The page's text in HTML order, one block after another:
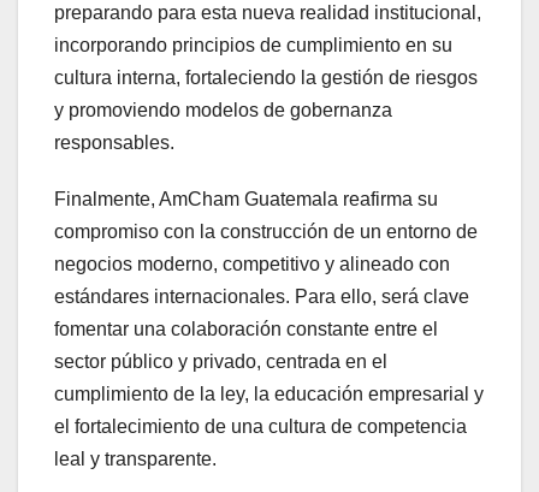
preparando para esta nueva realidad institucional,
incorporando principios de cumplimiento en su
cultura interna, fortaleciendo la gestión de riesgos
y promoviendo modelos de gobernanza
responsables.
Finalmente, AmCham Guatemala reafirma su
compromiso con la construcción de un entorno de
negocios moderno, competitivo y alineado con
estándares internacionales. Para ello, será clave
fomentar una colaboración constante entre el
sector público y privado, centrada en el
cumplimiento de la ley, la educación empresarial y
el fortalecimiento de una cultura de competencia
leal y transparente.